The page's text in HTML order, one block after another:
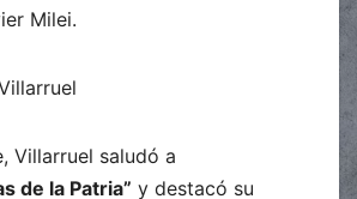
Milei.
Villarruel saludó a
de la Patria” y destacó su